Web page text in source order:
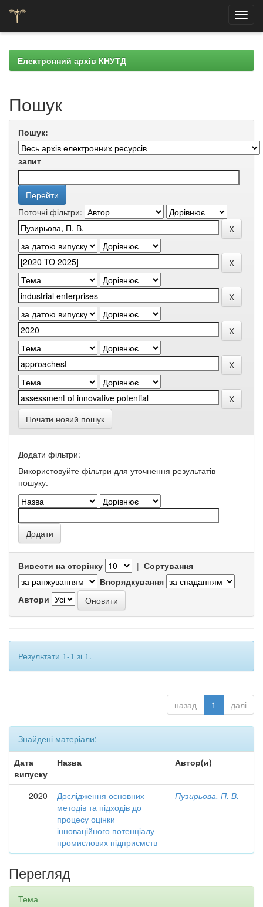
navigationЕлектронний архів КНУТД
Пошук
Пошук:
запит
Поточні фільтри:
Почати новий пошук
Додати фільтри:
Використовуйте фільтри для уточнення результатів
пошуку.
Вивести на сторінку | Сортування
Впорядкування
Автори
Результати 1-1 зі 1.
назад 1 далі
Знайдені матеріали:
Дата
випуску
Назва Автор(и)
2020
Дослідження основних
методів та підходів до
процесу оцінки
інноваційного потенціалу
промислових підприємств
Пузирьова, П. В.
Перегляд
Тема